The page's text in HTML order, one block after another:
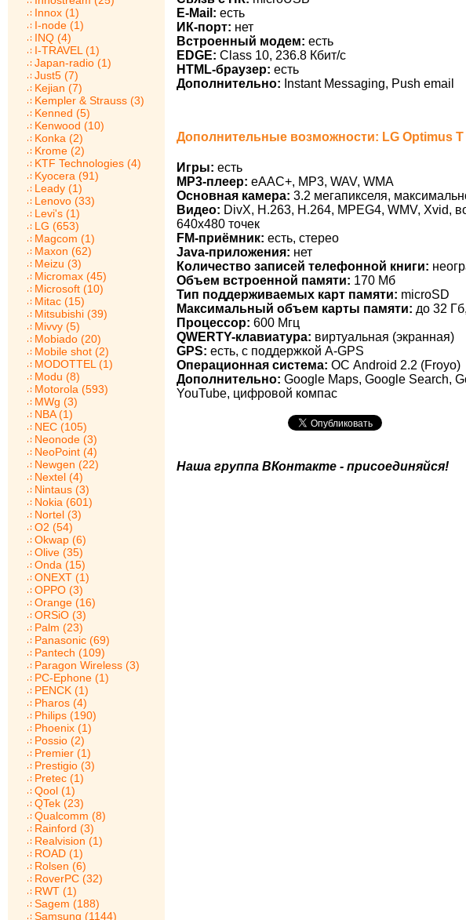
Innox (1)
I-node (1)
INQ (4)
I-TRAVEL (1)
Japan-radio (1)
Just5 (7)
Kejian (7)
Kempler & Strauss (3)
Kenned (5)
Kenwood (10)
Konka (2)
Krome (2)
KTF Technologies (4)
Kyocera (91)
Leady (1)
Lenovo (33)
Levi's (1)
LG (653)
Magcom (1)
Maxon (62)
Meizu (3)
Micromax (45)
Microsoft (10)
Mitac (15)
Mitsubishi (39)
Mivvy (5)
Mobiado (20)
Mobile shot (2)
MODOTTEL (1)
Modu (8)
Motorola (593)
MWg (3)
NBA (1)
NEC (105)
Neonode (3)
NeoPoint (4)
Newgen (22)
Nextel (4)
Nintaus (3)
Nokia (601)
Nortel (3)
O2 (54)
Okwap (6)
Olive (35)
Onda (15)
ONEXT (1)
OPPO (3)
Orange (16)
ORSiO (3)
Palm (23)
Panasonic (69)
Pantech (109)
Paragon Wireless (3)
PC-Ephone (1)
PENCK (1)
Pharos (4)
Philips (190)
Phoenix (1)
Possio (2)
Premier (1)
Prestigio (3)
Pretec (1)
Qool (1)
QTek (23)
Qualcomm (8)
Rainford (3)
Realvision (1)
ROAD (1)
Rolsen (6)
RoverPC (32)
RWT (1)
Sagem (188)
Samsung (1144)
E-Mail: есть
ИК-порт: нет
Встроенный модем: есть
EDGE: Class 10, 236.8 Кбит/с
HTML-браузер: есть
Дополнительно: Instant Messaging, Push email
Дополнительные возможности: LG Optimus T
Игры: есть
MP3-плеер: eAAC+, MP3, WAV, WMA
Основная камера: 3.2 мегапикселя,
Видео: DivX, H.263, H.264, MPEG4, WMV, Xvid,
640х480 точек
FM-приёмник: есть, стерео
Java-приложения: нет
Количество записей телефонной книги:
Объем встроенной памяти: 170 Мб
Тип поддерживаемых карт памяти: microSD
Максимальный объем карты памяти: до 32
Процессор: 600 Мгц
QWERTY-клавиатура: виртуальная (экранная)
GPS: есть, с поддержкой A-GPS
Операционная система: ОС Android 2.2 (Froyo)
Дополнительно: Google Maps, Google Search,
YouTube, цифровой компас
Наша группа ВКонтакте - присоединяйся!